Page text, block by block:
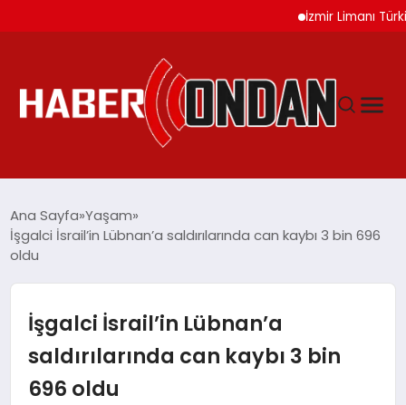
İzmir Limanı Türkiye
SIYASET
DÜNYA
EKONOMI
Ana Sayfa Yaşam
İşgalci İsrail’in Lübnan’a saldırılarında can kaybı 3 bin 696
oldu
İşgalci İsrail’in Lübnan’a
saldırılarında can kaybı 3 bin
696 oldu